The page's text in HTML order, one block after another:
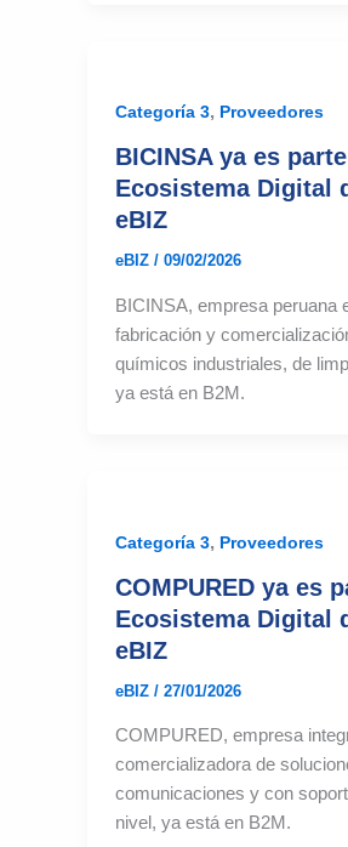
Categoría 3, Proveedores
BICINSA ya es parte
Ecosistema Digital
eBIZ
eBIZ / 09/02/2026
BICINSA, empresa peruana
fabricación y
químicos industriales, de
ya está en B2M.
Categoría 3, Proveedores
COMPURED ya es
Ecosistema Digital
eBIZ
eBIZ / 27/01/2026
COMPURED, empresa
comercializadora de
comunicaciones y con
nivel, ya está en B2M.